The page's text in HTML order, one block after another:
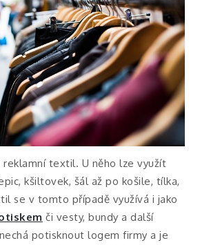
textil. U něho lze využít
kšiltovek, šál až po košile, tílka,
se v tomto případě využívá i jako
či vesty, bundy a další
potisknout logem firmy a je